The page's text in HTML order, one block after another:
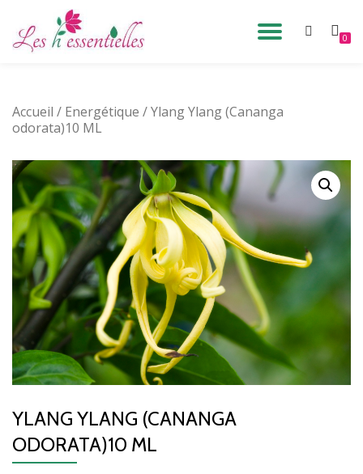
Aller
0
Accueil / Energétique / Ylang Ylang (Cananga
odorata)10 ML
YLANG YLANG (CANANGA
ODORATA)10 ML